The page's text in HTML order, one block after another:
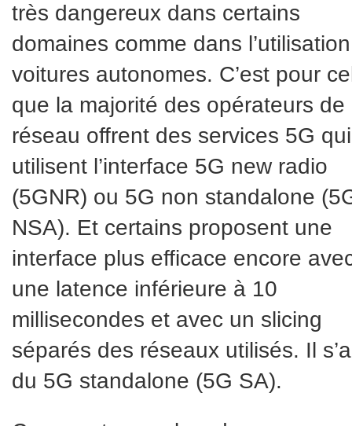
très dangereux dans certains
domaines comme dans
voitures autonomes. C’est pour
que la majorité des opérateurs de
réseau offrent des services 5G qui
utilisent l’interface 5G new radio
(5GNR) ou 5G non standalone
NSA). Et certains proposent une
interface plus efficace encore
une latence inférieure à 10
millisecondes et avec un slicing
séparés des réseaux utilisés. Il
du 5G standalone (5G SA).